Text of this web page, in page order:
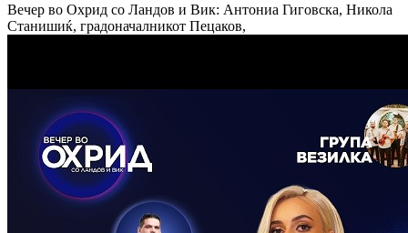
Вечер во Охрид со Ландов и Вик: Антониа Гиговска, Никола
Станишиќ, градоначалникот Пецаков,